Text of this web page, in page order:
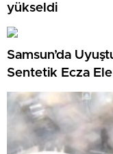
yükseldi
Samsun’da
Sentetik Ecza